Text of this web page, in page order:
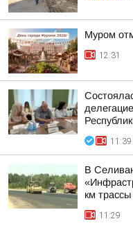
Муром
12:31
11:39
В
км
11:29